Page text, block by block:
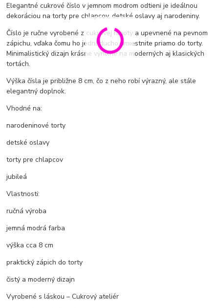
Elegantné cukrové číslo v jemnom modrom odtieni je ideálnou
dekoráciou na torty pre chlapcov, detské oslavy aj narodeniny.
Číslo je ručne vyrobené z cukrovej hmoty a upevnené na pevnom
zápichu, vďaka čomu ho jednoducho umiestnite priamo do torty.
Minimalistický dizajn krásne vynikne na moderných aj klasických
tortách.
Výška čísla je približne 8 cm, čo z neho robí výrazný, ale stále
elegantný doplnok.
Vhodné na:
narodeninové torty
detské oslavy
torty pre chlapcov
jubileá
Vlastnosti:
ručná výroba
jemná modrá farba
výška cca 8 cm
praktický zápich do torty
čistý a moderný dizajn
Vyrobené s láskou – Cukrový ateliér